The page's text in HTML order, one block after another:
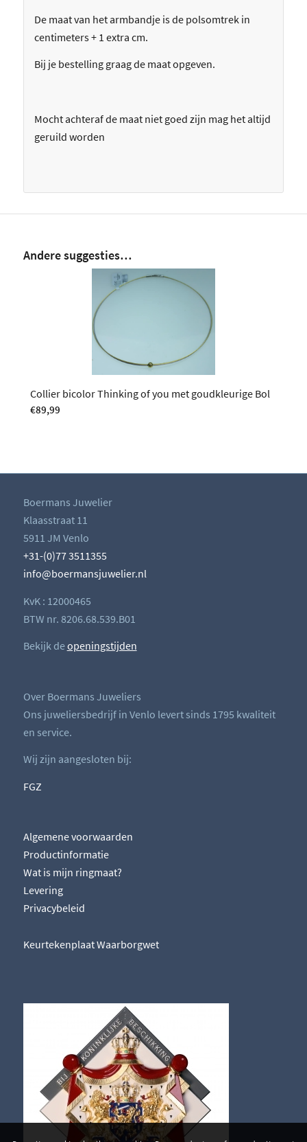
De maat van het armbandje is de polsomtrek in
centimeters + 1 extra cm.
Bij je bestelling graag de maat opgeven.
Mocht achteraf de maat niet goed zijn mag het altijd
geruild worden
Andere suggesties…
Collier bicolor Thinking of you met goudkleurige Bol
€89,99
Boermans Juwelier
Klaasstraat 11
5911 JM Venlo
+31-(0)77 3511355
info@boermansjuwelier.nl
KvK : 12000465
BTW nr. 8206.68.539.B01
Bekijk deopeningstijden
Over Boermans Juweliers
Ons juweliersbedrijf in Venlo levert sinds 1795 kwaliteit
en service.
Wij zijn aangesloten bij:
FGZ
Algemene voorwaarden
Productinformatie
Wat is mijn ringmaat?
Levering
Privacybeleid
Keurtekenplaat Waarborgwet